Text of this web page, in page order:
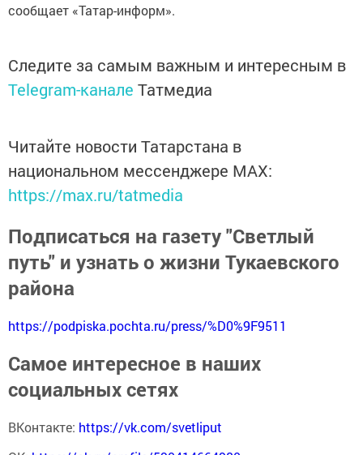
сообщает «Татар-информ».
Следите за самым важным и интересным в
Telegram-канале Татмедиа
Читайте новости Татарстана в
национальном мессенджере MАХ:
https://max.ru/tatmedia
Подписаться на газету "Светлый
путь" и узнать о жизни Тукаевского
района
https://podpiska.pochta.ru/press/%D0%9F9511
Самое интересное в наших
социальных сетях
ВКонтакте: https://vk.com/svetliput